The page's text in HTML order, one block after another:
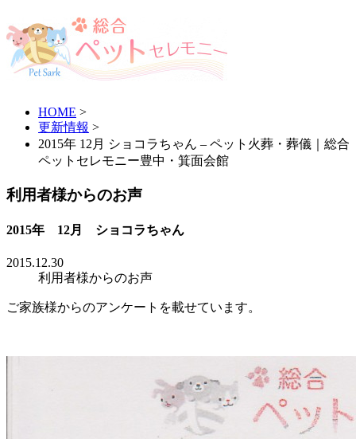
HOME >
更新情報 >
2015年 12月 ショコラちゃん – ペット火葬・葬儀｜総合
ペットセレモニー豊中・箕面会館
利用者様からのお声
2015年 12月 ショコラちゃん
2015.12.30
利用者様からのお声
ご家族様からのアンケートを載せています。